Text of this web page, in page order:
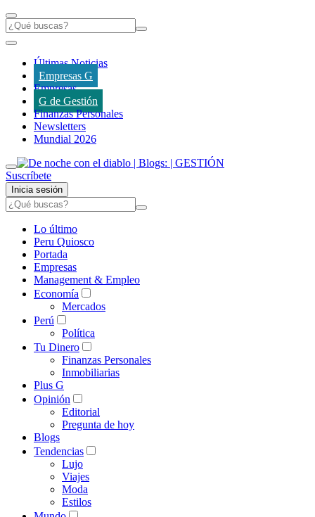
Últimas Noticias
Empresas G
Empresas
G de Gestión
Finanzas Personales
Newsletters
Mundial 2026
Suscríbete
Inicia sesión
Lo último
Peru Quiosco
Portada
Empresas
Management & Empleo
Economía
Mercados
Perú
Política
Tu Dinero
Finanzas Personales
Inmobiliarias
Plus G
Opinión
Editorial
Pregunta de hoy
Blogs
Tendencias
Lujo
Viajes
Moda
Estilos